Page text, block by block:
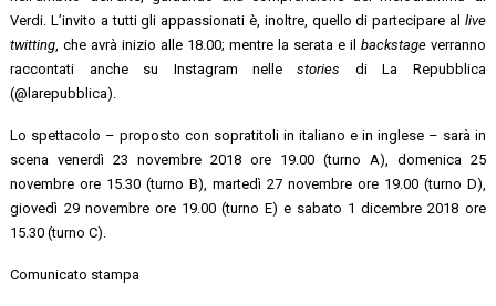
Verdi. L’invito a tutti gli appassionati è, inoltre, quello di partecipare al live
twitting , che avrà inizio alle 18.00; mentre la serata e il backstageverranno
raccontati anche su Instagram nellestories di La Repubblica
(@larepubblica).
Lo spettacolo – proposto con sopratitoli in italiano e in inglese – sarà in
scena venerdì 23 novembre 2018 ore 19.00 (turno A), domenica 25
novembre ore 15.30 (turno B), martedì 27 novembre ore 19.00 (turno D),
giovedì 29 novembre ore 19.00 (turno E) e sabato 1 dicembre 2018 ore
15.30 (turno C).
Comunicato stampa